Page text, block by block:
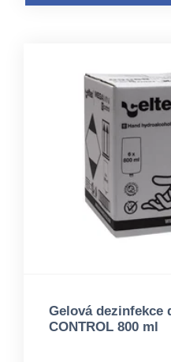
Gelová dezinfekce
CONTROL 800 ml